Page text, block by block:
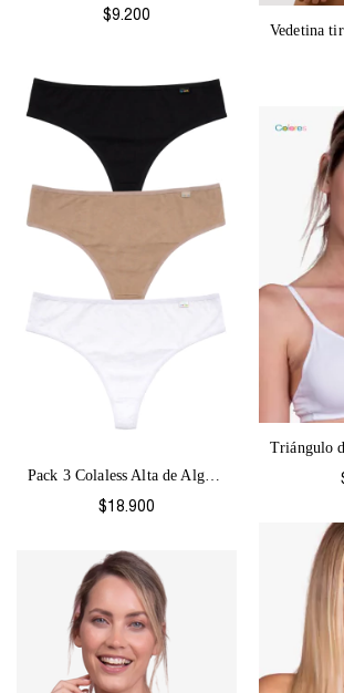
$9.200
Pack 3 Colaless Alta de Algodón Colores-...
$18.900